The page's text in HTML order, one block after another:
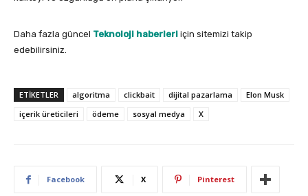
Daha fazla güncel Teknoloji haberleri için sitemizi takip
edebilirsiniz.
ETIKETLER algoritma clickbait dijital pazarlama
Elon Musk
içerik üreticileri
ödeme sosyal medya X
Facebook X Pinterest